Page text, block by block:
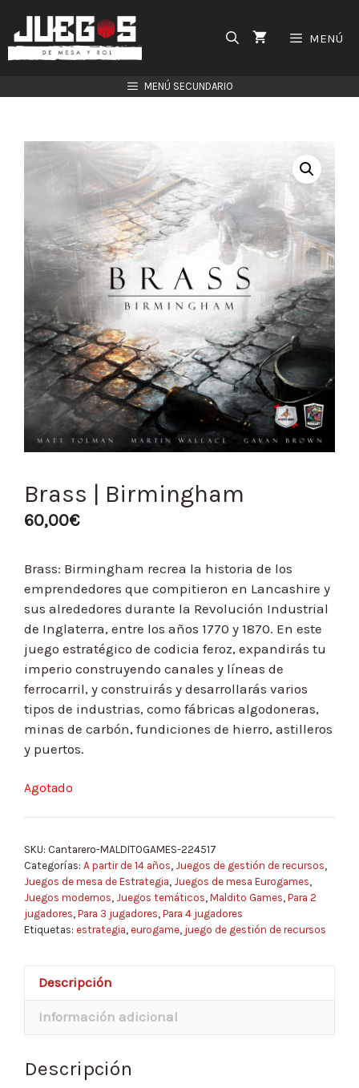
contenido
MENÚ
MENÚ SECUNDARIO
Brass | Birmingham
60,00€
Brass: Birmingham recrea la historia de los
emprendedores que compitieron en Lancashire y
sus alrededores durante la Revolución Industrial
de Inglaterra, entre los años 1770 y 1870. En este
juego estratégico de codicia feroz, expandirás tu
imperio construyendo canales y líneas de
ferrocarril, y construirás y desarrollarás varios
tipos de industrias, como fábricas algodoneras,
minas de carbón, fundiciones de hierro, astilleros
y puertos.
Agotado
SKU: Cantarero-MALDITOGAMES-224517
Categorías: A partir de 14 años Juegos de gestión de recursos
Juegos de mesa de Estrategia Juegos de mesa Eurogames
Juegos modernos Juegos temáticos Maldito Games Para 2
jugadores Para 3 jugadores Para 4 jugadores
Etiquetas: estrategia eurogame juego de gestión de recursos
Descripción
Información adicional
Descripción